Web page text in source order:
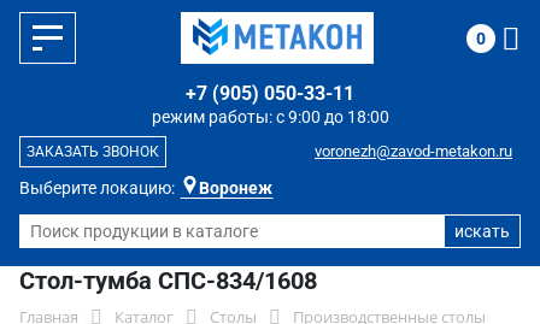
Выберите локацию: Воронеж
режим работы: с 9:00 до 18:00
+7 (905) 050-33-11
voronezh@zavod-metakon.ru
ЗАКАЗАТЬ ЗВОНОК
0
Стол-тумба СПС-834/1608
Главная Каталог Столы
Производственные столы